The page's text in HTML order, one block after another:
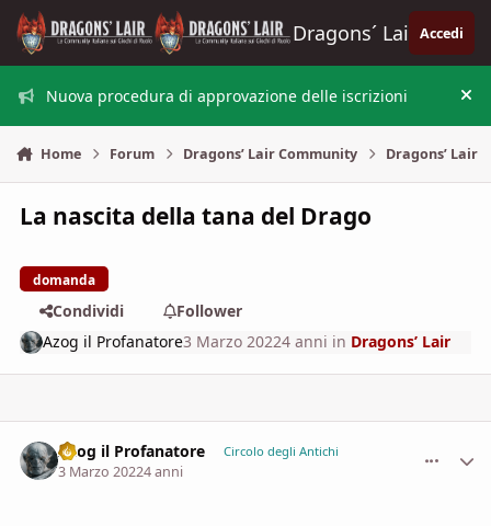
Vai al contenuto
Dragons´ Lair Accedi
Nuova procedura di approvazione delle iscrizioni
Home Forum Dragons’ Lair Community Dragons’ Lair
La nascita della tana del Drago
domanda
Condividi
Follower
Azog il Profanatore3 Marzo 20224 anni in Dragons’ Lair
Azog il Profanatore Circolo degli Antichi
3 Marzo 20224 anni